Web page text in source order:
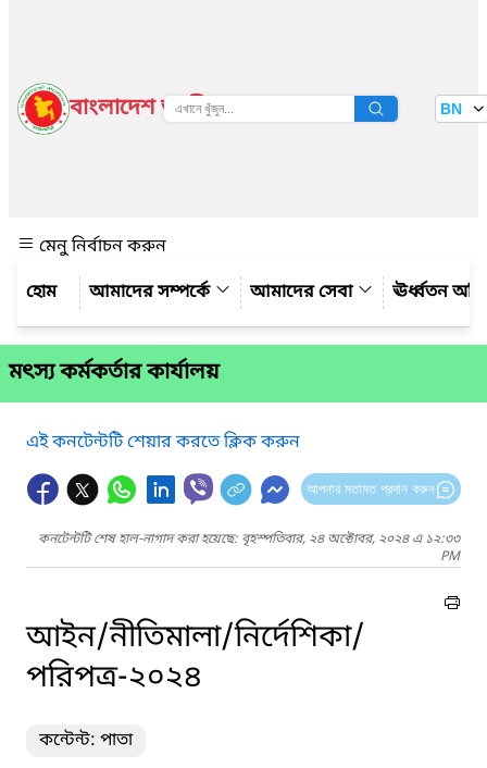
বাংলাদেশ জাতীয় তথ্য বাতায়ন BN
মেনু নির্বাচন করুন
আমাদের সম্পর্কে
আমাদের সেবা ঊর্ধ্বতন
মৎস্য কর্মকর্তার কার্যালয়
এই কনটেন্টটি শেয়ার করতে ক্লিক করুন
আপনার মতামত প্রদান করুন
কনটেন্টটি শেষ হাল-নাগাদ করা হয়েছে: বৃহস্পতিবার, ২৪ অক্টোবর, ২০২৪ এ ১২:৩৩
PM
আইন/নীতিমালা/নির্দেশিকা/
পরিপত্র-২০২৪
কন্টেন্ট: পাতা